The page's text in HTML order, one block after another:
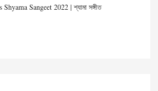
Sangeet 2022 | শ্যামা সঙ্গীত